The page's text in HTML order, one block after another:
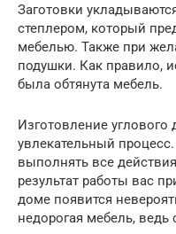
Заготовки
степлером, который
мебелью. Также при
подушки. Как правило,
была обтянута мебель.
Изготовление
увлекательный
выполнять все
результат работы вас
доме появится
недорогая мебель, ведь